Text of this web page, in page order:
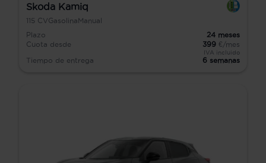
Skoda Kamiq
115 CVGasolina Manual
Plazo
24 meses
Cuota desde
399 €/mes
IVA incluido
Tiempo de entrega 6 semanas